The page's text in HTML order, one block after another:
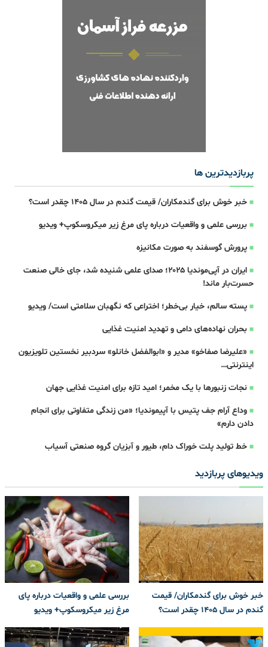
پربازدیدترین ها
خبر خوش برای گندمکاران/ قیمت گندم در سال ۱۴۰۵ چقدر است؟
بررسی علمی و واقعیات درباره پای مرغ زیر میکروسکوپ+ ویدیو
پرورش گوسفند به صورت مکانیزه
ایران در آپی‌موندیا ۲۰۲۵؛ صدای علمی شنیده شد، جای خالی صنعت
حسرت‌بار ماند!
پسته سالم، خیار بی‌خطر؛ اختراعی که نگهبان سلامتی است/ ویدیو
بحران نهاده‌های دامی و تهدید امنیت غذایی
«علیرضا صفاخو» مدیر و «ابوالفضل خانلو» سردبیر نخستین تلویزیون
اینترنتی…
نجات زنبورها با یک مخمر؛ امید تازه برای امنیت غذایی جهان
وداع آرام جف پتیس با آپیموندیا؛ «من زندگی متفاوتی برای انجام
دادن دارم»
خط تولید پلت خوراک دام، طیور و آبزیان گروه صنعتی آسیاب
ویدیوهای پربازدید
خبر خوش برای گندمکاران/ قیمت
گندم در سال ۱۴۰۵ چقدر است؟
بررسی علمی و واقعیات درباره پای
مرغ زیر میکروسکوپ+ ویدیو